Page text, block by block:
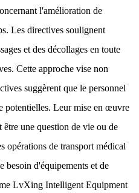
l'amélioration de
Les directives soulignent
et des décollages en toute
Cette approche vise non
suggèrent que le personnel
potentielles. Leur mise en œuvre
être une question de vie ou de
opérations de transport médical
besoin d'équipements et de
LvXing Intelligent Equipment